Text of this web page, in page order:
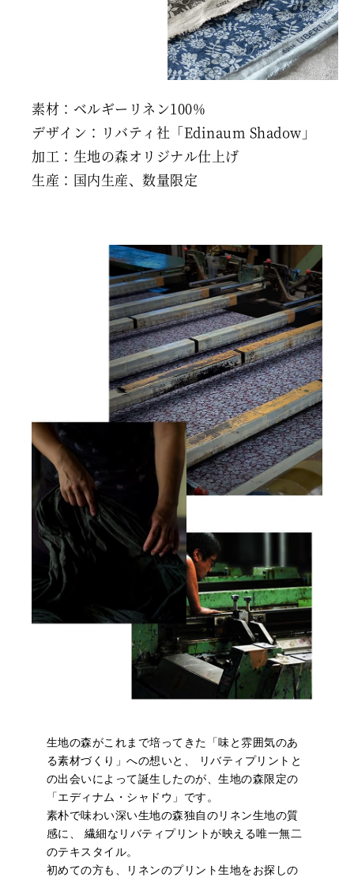
素材：ベルギーリネン100%
デザイン：リバティ社「Edinaum Shadow」
加工：生地の森オリジナル仕上げ
生産：国内生産、数量限定
生地の森がこれまで培ってきた「味と雰囲気のあ
る素材づくり」への想いと、 リバティプリントと
の出会いによって誕生したのが、生地の森限定の
「エディナム・シャドウ」です。
素朴で味わい深い生地の森独自のリネン生地の質
感に、 繊細なリバティプリントが映える唯一無二
のテキスタイル。
初めての方も、リネンのプリント生地をお探しの